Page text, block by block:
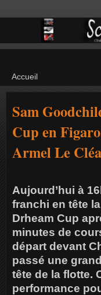
Sam
Cup en
Armel Le
Aujourd’hui à
franchi en tête
Drheam Cup
minutes de
départ devant
passé une
tête de la flotte.
performance